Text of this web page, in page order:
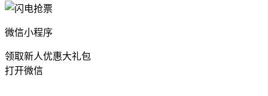
微信小程序
领取新人优惠大礼包
打开微信